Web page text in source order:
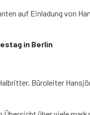
auf Einladung von
in Berlin
Büroleiter